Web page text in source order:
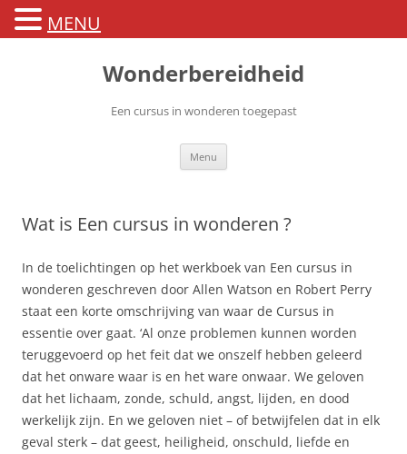
Ga
Wonderbereidheid
Een cursus in wonderen toegepast
Menu
Wat is Een cursus in wonderen ?
In de toelichtingen op het werkboek van Een cursus in
wonderen geschreven door Allen Watson en Robert Perry
staat een korte omschrijving van waar de Cursus in
essentie over gaat. ‘Al onze problemen kunnen worden
teruggevoerd op het feit dat we onszelf hebben geleerd
dat het onware waar is en het ware onwaar. We geloven
dat het lichaam, zonde, schuld, angst, lijden, en dood
werkelijk zijn. En we geloven niet – of betwijfelen dat in elk
geval sterk – dat geest, heiligheid, onschuld, liefde en
MENU